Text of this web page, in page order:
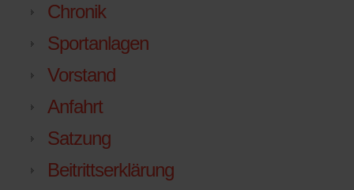
Chronik
Sportanlagen
Vorstand
Anfahrt
Satzung
Beitrittserklärung